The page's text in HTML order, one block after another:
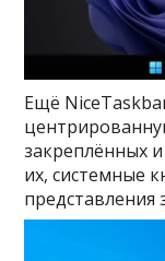
Ещё
закреплённых
их, системные
представления